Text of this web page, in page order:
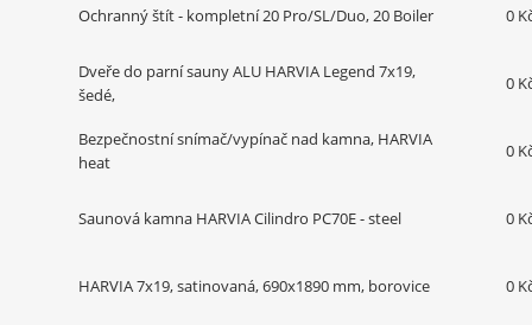
Ochranný štít - kompletní 20 Pro/SL/Duo, 20 Boiler 0
Dveře do parní sauny ALU HARVIA Legend 7x19,
šedé,
0
Bezpečnostní snímač/vypínač nad kamna, HARVIA
heat
0
Saunová kamna HARVIA Cilindro PC70E - steel 0
HARVIA 7x19, satinovaná, 690x1890 mm, borovice 0